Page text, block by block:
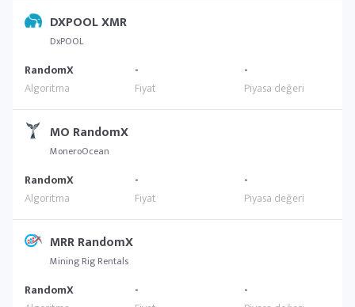
DXPOOL XMR
DxPOOL
RandomX - -
MO RandomX
MoneroOcean
RandomX - -
MRR RandomX
Mining Rig Rentals
RandomX - -